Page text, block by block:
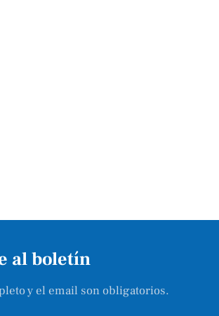
al boletín
y el email son obligatorios.